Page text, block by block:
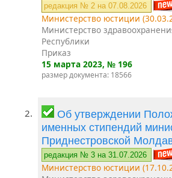
редакция № 2 на 07.08.2026
Министерство юстиции
Министерство
Республики
Приказ
15 марта 2023, № 196
размер документа: 18566
2.
Об утверждении
именных стипендий
Приднестровской
редакция № 3 на 31.07.2026
Министерство юстиции